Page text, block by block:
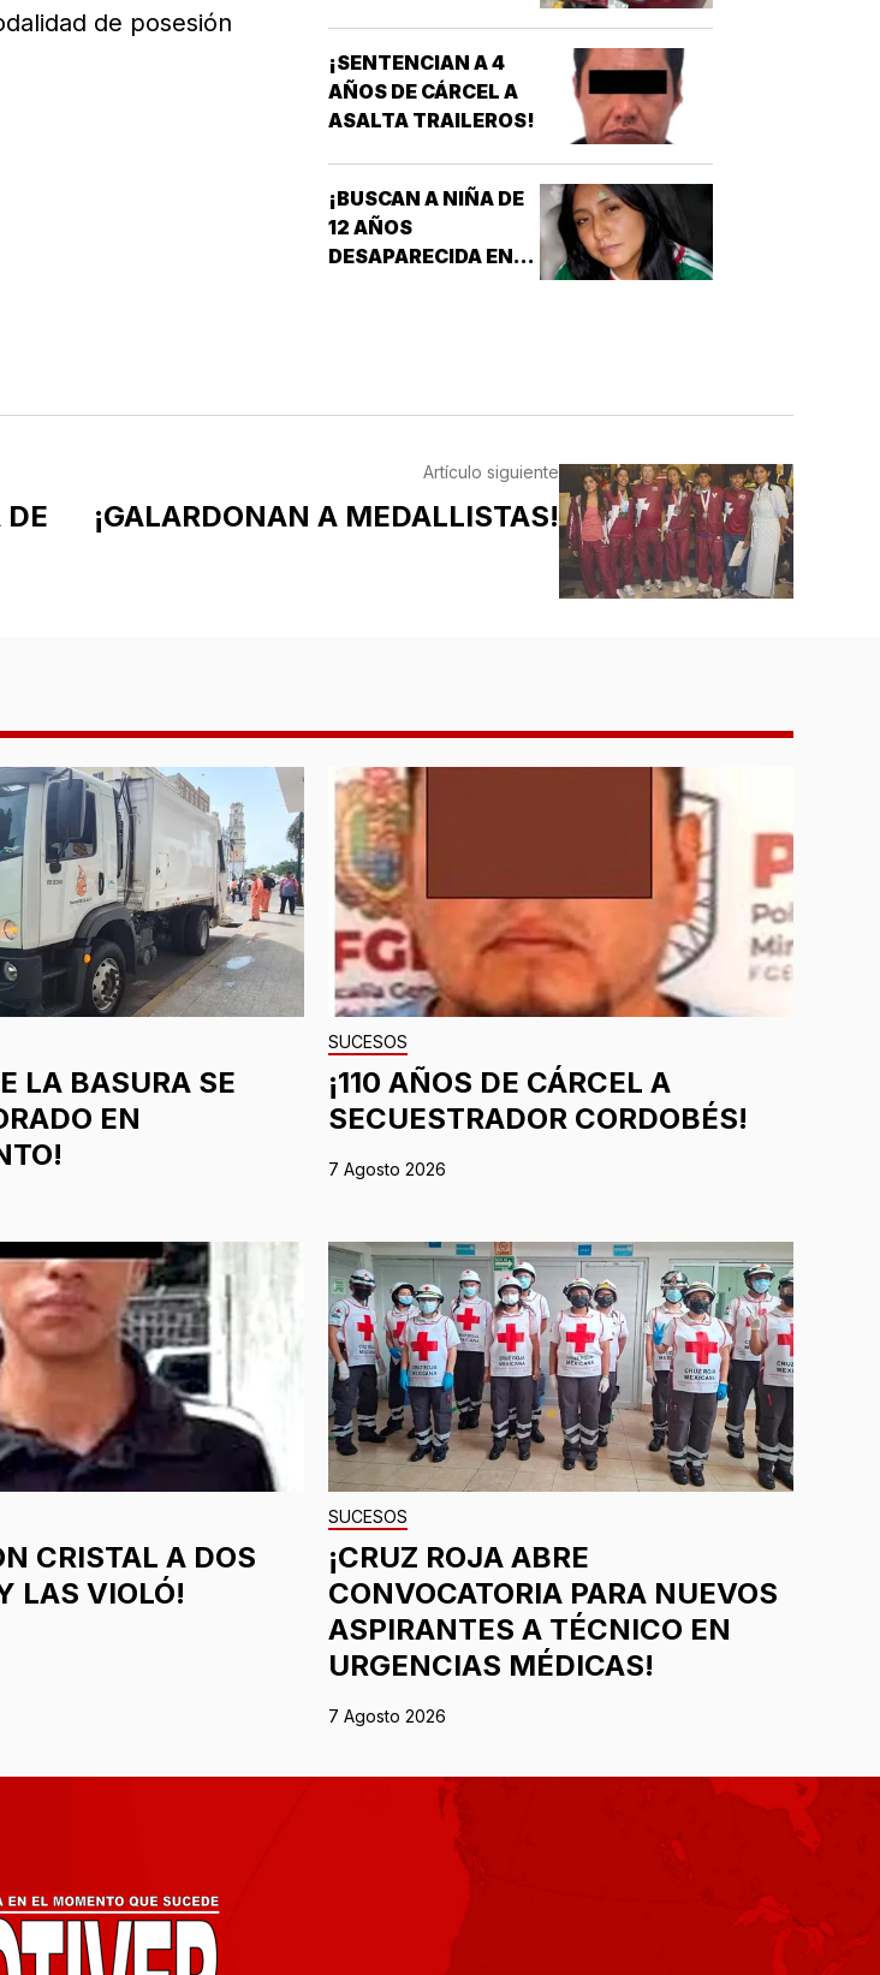
de posesión
¡SENTENCIAN A 4
AÑOS DE CÁRCEL A
ASALTA TRAILEROS!
¡BUSCAN A NIÑA DE
12 AÑOS
DESAPARECIDA EN
Artículo siguiente
¡GALARDONAN A MEDALLISTAS!
LA BASURA SE
EN
SUCESOS
¡110 AÑOS DE CÁRCEL A
SECUESTRADOR CORDOBÉS!
7 Agosto 2026
CRISTAL A DOS
LAS VIOLÓ!
SUCESOS
¡CRUZ ROJA ABRE
CONVOCATORIA PARA NUEVOS
ASPIRANTES A TÉCNICO EN
URGENCIAS MÉDICAS!
7 Agosto 2026